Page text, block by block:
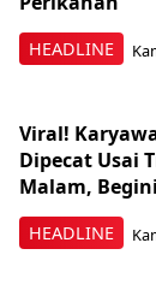
HEADLINE
HEADLINE
Viral!
Dipecat Usai
Malam,